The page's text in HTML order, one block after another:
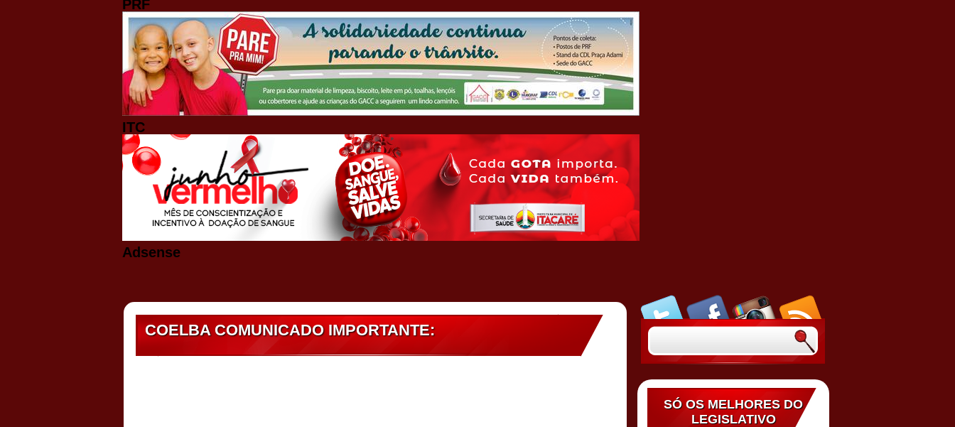
PRF
ITC
Adsense
COELBA COMUNICADO IMPORTANTE:
SÓ OS MELHORES DO
LEGISLATIVO